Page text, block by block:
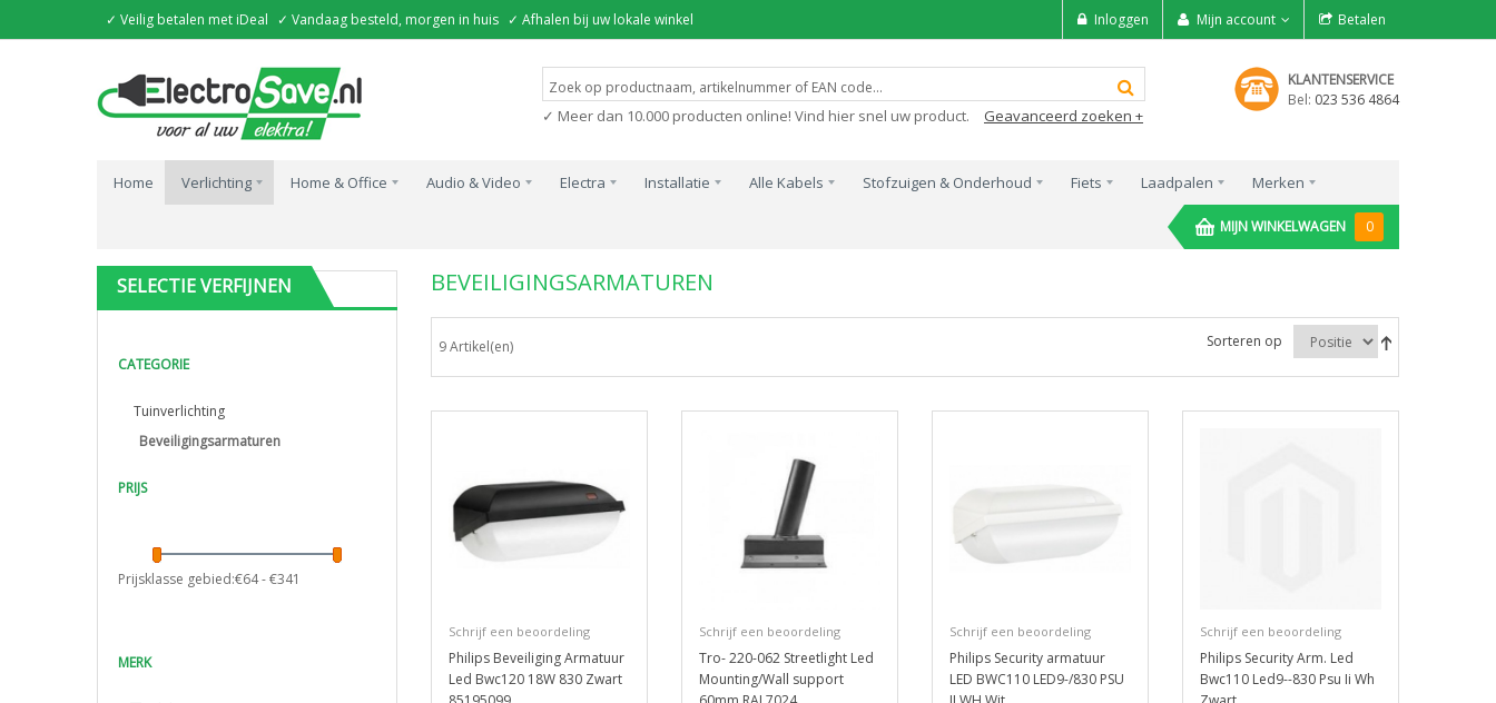
✓ Veilig betalen met iDeal ✓ Vandaag besteld, morgen in huis ✓ Afhalen bij uw lokale winkel Betalen
Mijn account
Inloggen
Geavanceerd zoeken +
✓ Meer dan 10.000 producten online! Vind hier snel uw product.
KLANTENSERVICE
Bel: 023 536 4864
Home Verlichting Home & Office Audio & Video Electra Installatie Alle Kabels Stofzuigen & Onderhoud Fiets Laadpalen Merken
MIJN WINKELWAGEN 0
SELECTIE VERFIJNEN
CATEGORIE
Tuinverlichting
Beveiligingsarmaturen
PRIJS
Prijsklasse gebied:€64- €341
MERK
BEVEILIGINGSARMATUREN
9 Artikel(en) Sorteren op
Schrijf een beoordeling
Philips Beveiliging Armatuur
Led Bwc120 18W 830 Zwart
Schrijf een beoordeling
Tro- 220-062 Streetlight Led
Mounting/Wall support
Schrijf een beoordeling
Philips Security armatuur
LED BWC110 LED9-/830 PSU
Schrijf een beoordeling
Philips Security Arm. Led
Bwc110 Led9--830 Psu Ii Wh